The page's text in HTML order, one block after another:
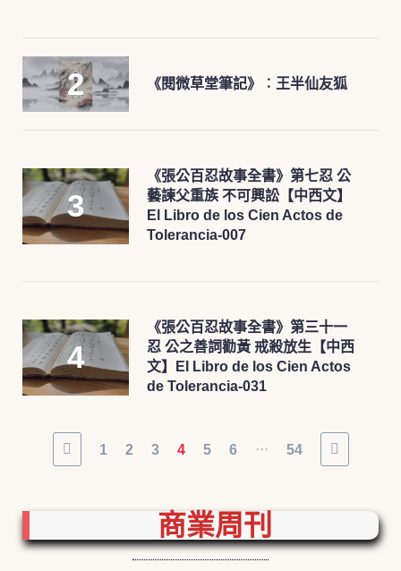
《閱微草堂筆記》︰王半仙友狐
《張公百忍故事全書》第七忍 公
藝諫父重族 不可興訟【中西文】
El Libro de los Cien Actos de
Tolerancia-007
《張公百忍故事全書》第三十一
忍 公之善詞勸黃 戒殺放生【中西
文】El Libro de los Cien Actos
de Tolerancia-031
1 2 3 4 5 6 ... 54
商業周刊